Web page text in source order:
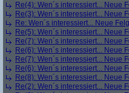
Re(4): Wen´s interessiert... Neue
Re(3): Wen´s interessiert... Neue
Re: Wen´s interessiert... Neue
Re(5): Wen´s interessiert... Neue
Re(7): Wen´s interessiert... Neue
Re(6): Wen´s interessiert... Neue
Re(7): Wen´s interessiert... Neue
Re(6): Wen´s interessiert... Neue
Re(8): Wen´s interessiert... Neue
Re(2): Wen´s interessiert... Neue